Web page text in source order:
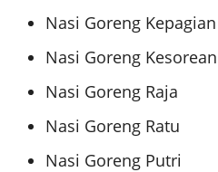
Nasi Goreng Kepagian
Nasi Goreng Kesorean
Nasi Goreng Raja
Nasi Goreng Ratu
Nasi Goreng Putri